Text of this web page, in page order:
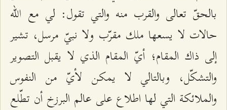
بالحقّ تعالى والقرب منه والتي تقول: لي مع الله
حالات لا يسعها ملك مقرّب ولا نبيّ مرسل، تشير
إلى ذاك المقام؛ أيّ المقام الذي لا يقبل التصوير
والتشكّل، وبالتالي لا يمكن لأيّ من النفوس
والملائكة التي لها اطلاع على عالم البرزخ أن تطّلع